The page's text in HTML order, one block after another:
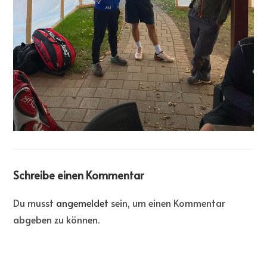
Schreibe einen Kommentar
Du musst angemeldet sein, um einen Kommentar
abgeben zu können.